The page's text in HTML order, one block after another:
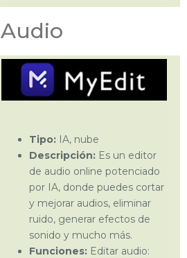
Audio
Tipo:IA, nube
Descripción:Es un editor
de audio online potenciado
por IA, donde puedes cortar
y mejorar audios, eliminar
ruido, generar efectos de
sonido y mucho más.
Funciones:Editar audio: